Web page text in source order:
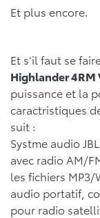
Et plus encore.
Et s’il faut se
Highlander 4RM
puissance et la
caractristiques
suit :
Systme audio
avec radio AM/
les fichiers
audio portatif,
pour radio